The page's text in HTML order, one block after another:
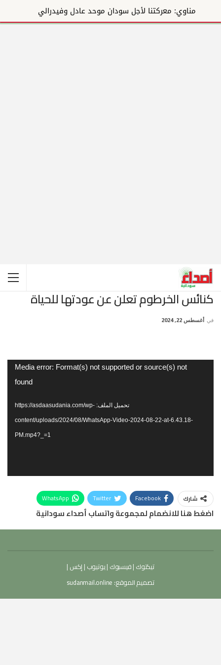
مناوي: معركتنا لأجل سودان موحد عادل وفيدرالي
كنائس الخرطوم تعلن عن عودتها للحياة
في أغسطس 22, 2024
Media error: Format(s) not supported or source(s) not
found
تحميل الملف: https://asdaasudania.com/wp-
content/uploads/2024/08/WhatsApp-Video-2024-08-22-at-6.43.18-
PM.mp4?_=1
شارك Facebook
Twitter
WhatsApp
اضغط هنا للانضمام لمجموعة واتساب أصداء سودانية
تيكتوك |فيسبوك |يوتيوب |إكس |
تصميم الموقع: sudanmail.online